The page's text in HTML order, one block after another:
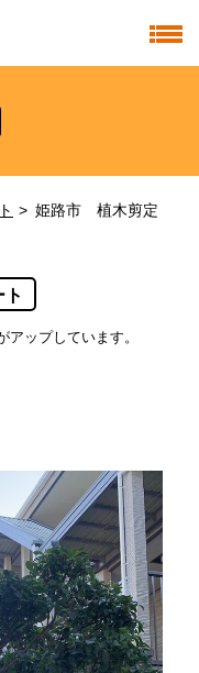
姫路市 植木剪定
ップしています。